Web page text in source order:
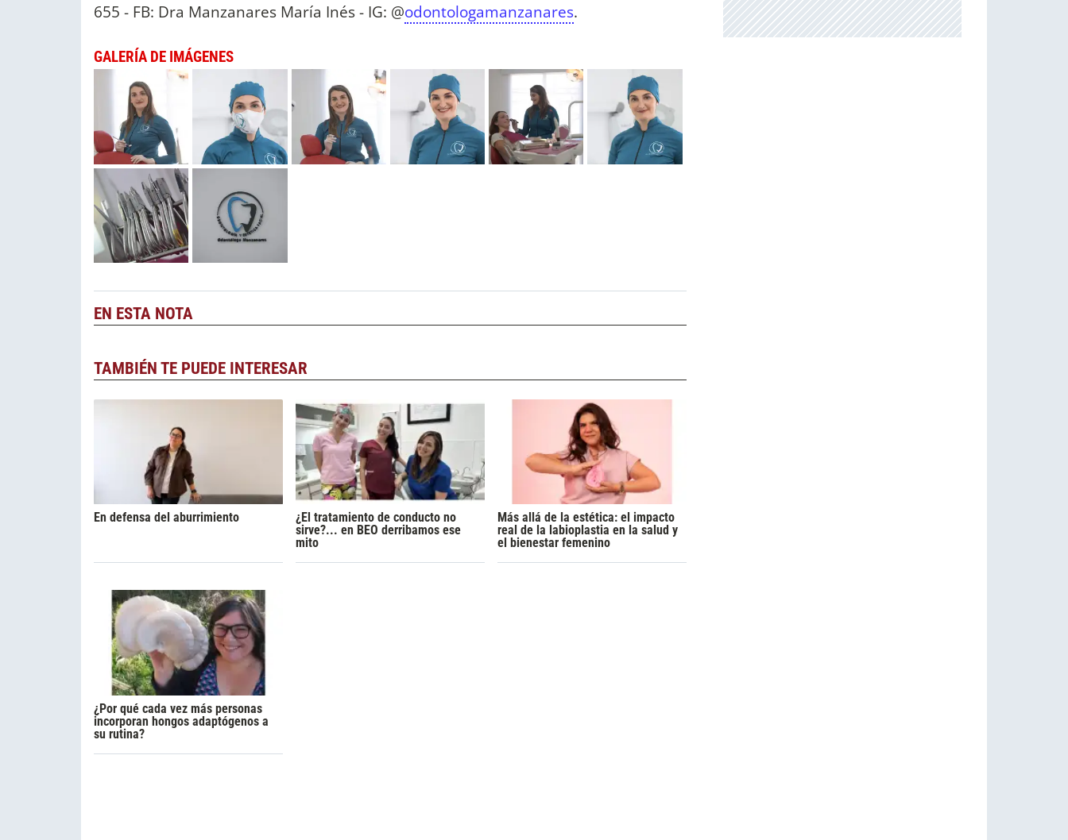
655 - FB: Dra Manzanares María Inés - IG: @odontologamanzanares.
GALERÍA DE IMÁGENES
EN ESTA NOTA
TAMBIÉN TE PUEDE INTERESAR
En defensa del aburrimiento
¿El tratamiento de conducto no
sirve?... en BEO derribamos ese
mito
Más allá de la estética: el impacto
real de la labioplastia en la salud y
el bienestar femenino
¿Por qué cada vez más personas
incorporan hongos adaptógenos a
su rutina?